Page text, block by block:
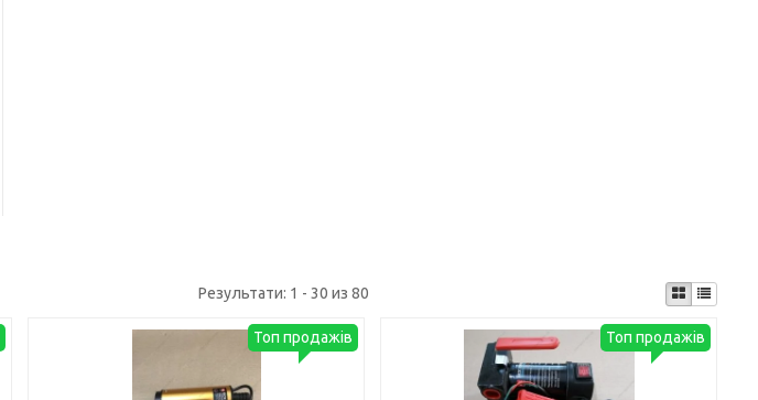
Результати: 1 - 30 из 80
Топ продажів Топ продажів